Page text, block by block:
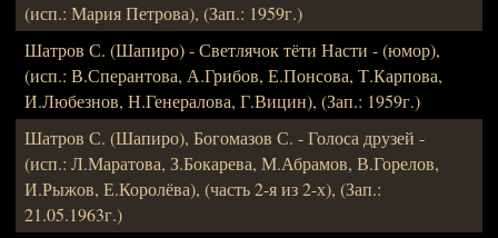
(исп.: Мария Петрова), (Зап.: 1959г.)
Шатров С. (Шапиро) - Светлячок тёти Насти - (юмор),
(исп.: В.Сперантова, А.Грибов, Е.Понсова, Т.Карпова,
И.Любезнов, Н.Генералова, Г.Вицин), (Зап.: 1959г.)
Шатров С. (Шапиро), Богомазов С. - Голоса друзей -
(исп.: Л.Маратова, З.Бокарева, М.Абрамов, В.Горелов,
И.Рыжов, Е.Королёва), (часть 2-я из 2-х), (Зап.:
21.05.1963г.)